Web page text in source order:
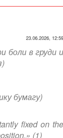
23.06.2026, 12:59
боли в груди и
бумагу)
fixed on the
(1)